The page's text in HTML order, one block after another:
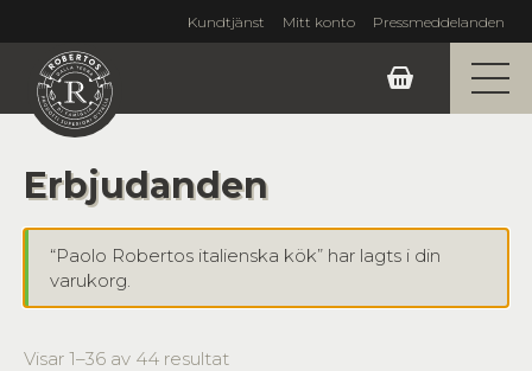
Kundtjänst Mitt konto Pressmeddelanden
Erbjudanden
“Paolo Robertos italienska kök” har lagts i din
varukorg.
Visar 1–36 av 44 resultat